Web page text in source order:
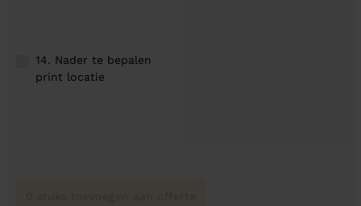
14. Nader te bepalen
print locatie